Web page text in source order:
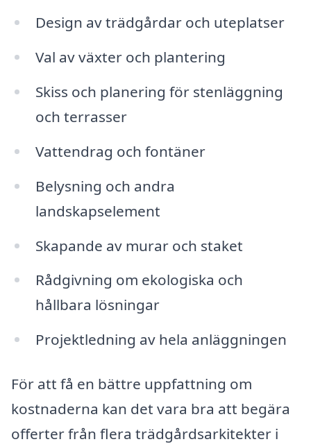
Design av trädgårdar och uteplatser
Val av växter och plantering
Skiss och planering för stenläggning
och terrasser
Vattendrag och fontäner
Belysning och andra
landskapselement
Skapande av murar och staket
Rådgivning om ekologiska och
hållbara lösningar
Projektledning av hela anläggningen
För att få en bättre uppfattning om
kostnaderna kan det vara bra att begära
offerter från flera trädgårdsarkitekter i